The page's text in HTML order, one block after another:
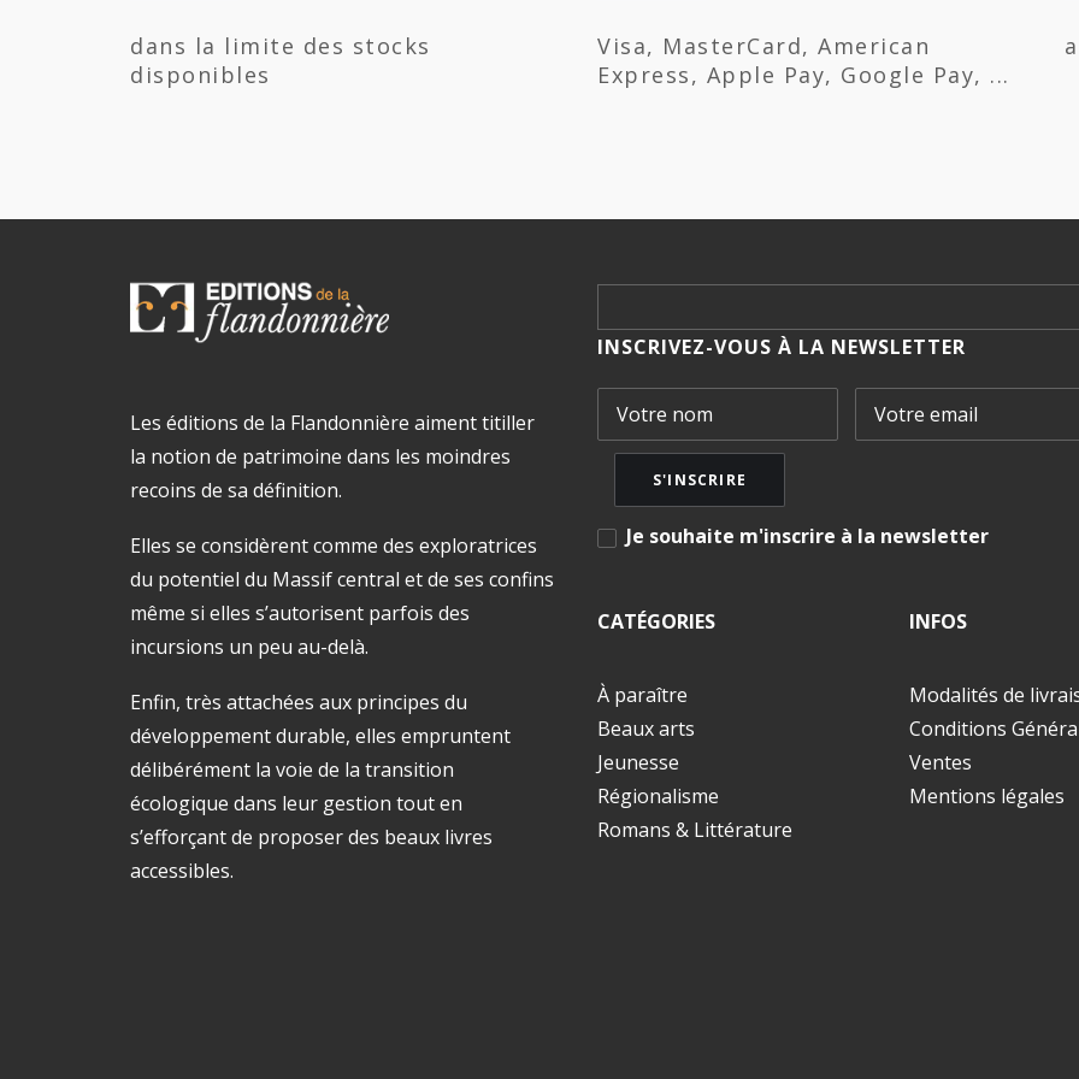
dans la limite des stocks
disponibles
Visa, MasterCard, American
Express, Apple Pay, Google Pay, ...
Les éditions de la Flandonnière aiment titiller
la notion de patrimoine dans les moindres
recoins de sa définition.
Elles se considèrent comme des exploratrices
du potentiel du Massif central et de ses confins
même si elles s’autorisent parfois des
incursions un peu au-delà.
Enfin, très attachées aux principes du
développement durable, elles empruntent
délibérément la voie de la transition
écologique dans leur gestion tout en
s’efforçant de proposer des beaux livres
accessibles.
INSCRIVEZ-VOUS À LA NEWSLETTER
Je souhaite m'inscrire à la newsletter
CATÉGORIES
À paraître
Beaux arts
Jeunesse
Régionalisme
Romans & Littérature
INFOS
Modalités de
Conditions
Ventes
Mentions légales